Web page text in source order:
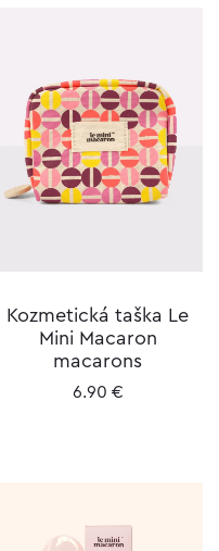
Kozmetická taška Le
Mini Macaron
macarons
6.90 €